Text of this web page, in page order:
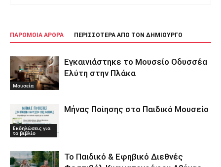
ΠΑΡΟΜΟΙΑ ΑΡΘΡΑ ΠΕΡΙΣΣΟΤΕΡΑ ΑΠΟ ΤΟΝ ΔΗΜΙΟΥΡΓΟ
Μουσεία
Εγκαινιάστηκε το Μουσείο Οδυσσέα
Ελύτη στην Πλάκα
Εκδηλώσεις για
το βιβλίο
Μήνας Ποίησης στο Παιδικό Μουσείο
Το Παιδικό & Εφηβικό Διεθνές